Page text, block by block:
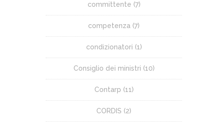
committente (7)
competenza (7)
condizionatori (1)
Consiglio dei ministri (10)
Contarp (11)
CORDIS (2)